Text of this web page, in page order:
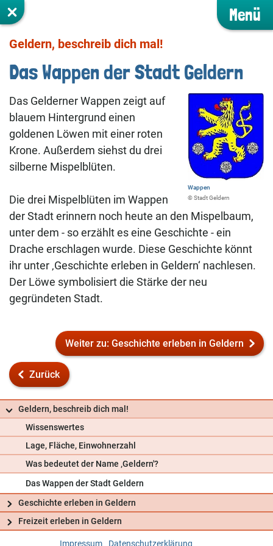
Menü
Geldern, beschreib dich mal!
Das Wappen der Stadt Geldern
Wappen
©️ Stadt Geldern
Das Gelderner Wappen zeigt auf
blauem Hintergrund einen
goldenen Löwen mit einer roten
Krone. Außerdem siehst du drei
silberne Mispelblüten.
Die drei Mispelblüten im Wappen
der Stadt erinnern noch heute an den Mispelbaum,
unter dem - so erzählt es eine Geschichte - ein
Drache erschlagen wurde. Diese Geschichte könnt
ihr unter ‚Geschichte erleben in Geldern‘ nachlesen.
Der Löwe symbolisiert die Stärke der neu
gegründeten Stadt.
Zurück
Weiter zu: Geschichte erleben in Geldern
Geldern, beschreib dich mal!
Wissenswertes
Lage, Fläche, Einwohnerzahl
Was bedeutet der Name ‚Geldern'?
Das Wappen der Stadt Geldern
Geschichte erleben in Geldern
Freizeit erleben in Geldern
Impressum Datenschutzerklärung
Frag uns